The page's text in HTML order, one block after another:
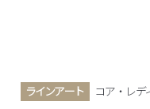
ラインアート コア ・ レデ